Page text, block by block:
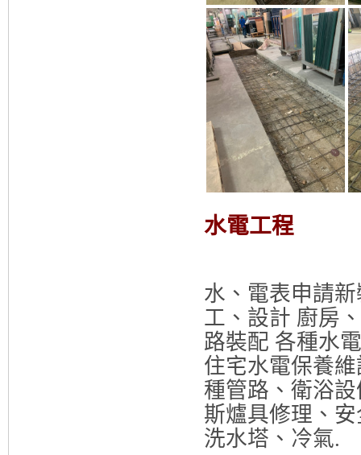
水電工程
水、電表申請
工、設計 廚房
路裝配 各種水
住宅水電保養
種管路、衛浴
斯爐具修理、
洗水塔、冷氣.